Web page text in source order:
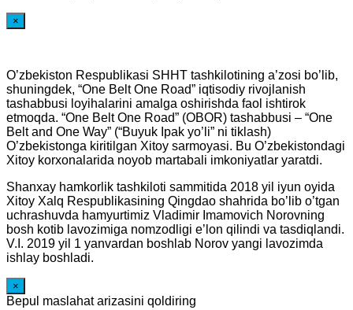
×
O’zbekiston Respublikasi SHHT tashkilotining a’zosi bo’lib,
shuningdek, “One Belt One Road” iqtisodiy rivojlanish
tashabbusi loyihalarini amalga oshirishda faol ishtirok
etmoqda. “One Belt One Road” (OBOR) tashabbusi – “One
Belt and One Way” (“Buyuk Ipak yo’li” ni tiklash)
O’zbekistonga kiritilgan Xitoy sarmoyasi. Bu O’zbekistondagi
Xitoy korxonalarida noyob martabali imkoniyatlar yaratdi.
Shanxay hamkorlik tashkiloti sammitida 2018 yil iyun oyida
Xitoy Xalq Respublikasining Qingdao shahrida bo’lib o’tgan
uchrashuvda hamyurtimiz Vladimir Imamovich Norovning
bosh kotib lavozimiga nomzodligi e’lon qilindi va tasdiqlandi.
V.I. 2019 yil 1 yanvardan boshlab Norov yangi lavozimda
ishlay boshladi.
×
Bepul maslahat arizasini qoldiring